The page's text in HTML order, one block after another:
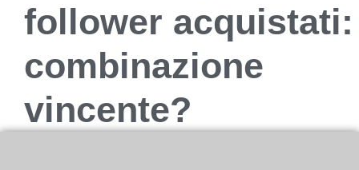
follower acquistati:
combinazione
vincente?